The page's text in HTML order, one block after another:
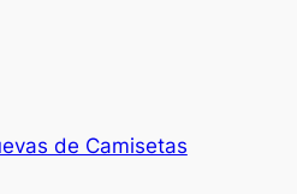
de Camisetas